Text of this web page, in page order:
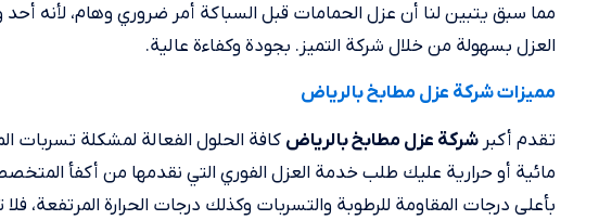
مما سبق يتبين لنا أن عزل الحمامات قبل السباكة أمر ضروري وهام، لأنه
العزل بسهولة من خلال شركة التميز. بجودة وكفاءة عالية.
مميزات شركة عزل مطابخ بالرياض
تقدم أكبر شركة عزل مطابخ بالرياض كافة الحلول الفعالة لمشكلة تسربات
مائية أو حرارية عليك طلب خدمة العزل الفوري التي نقدمها من أكفأ
بأعلى درجات المقاومة للرطوبة والتسربات وكذلك درجات الحرارة المرتفعة،